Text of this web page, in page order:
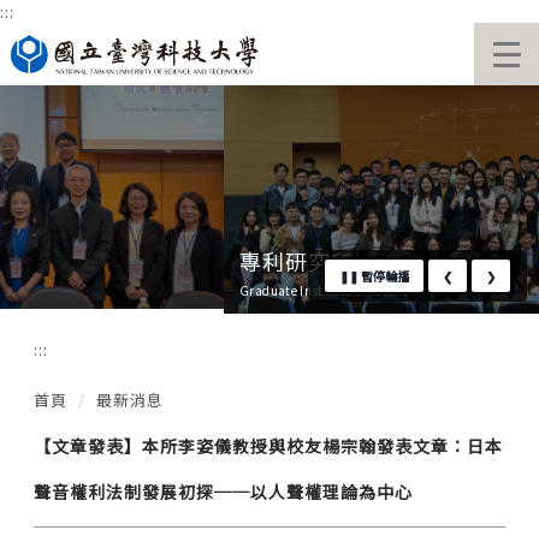
跳
到
主
要
容
區
:::
國立臺灣科技大學首頁
❚❚ 暫停輪播 ❮ ❯
專利研究所
Graduate Institute of Patent
:::
首頁 最新消息
【文章發表】本所李姿儀教授與校友楊宗翰發表文章：日本
聲音權利法制發展初探──以人聲權理論為中心